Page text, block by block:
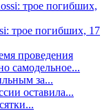
трое погибших, 17
проведения
самодельное...
за...
оставила...